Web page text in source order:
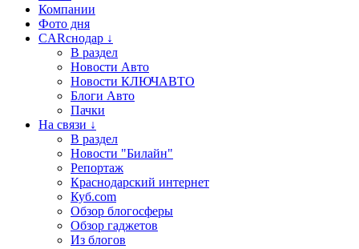
Компании
Фото дня
CARснодар ↓
В раздел
Новости Авто
Новости КЛЮЧАВТО
Блоги Авто
Пачки
На связи ↓
В раздел
Новости "Билайн"
Репортаж
Краснодарский интернет
Куб.com
Обзор блогосферы
Обзор гаджетов
Из блогов